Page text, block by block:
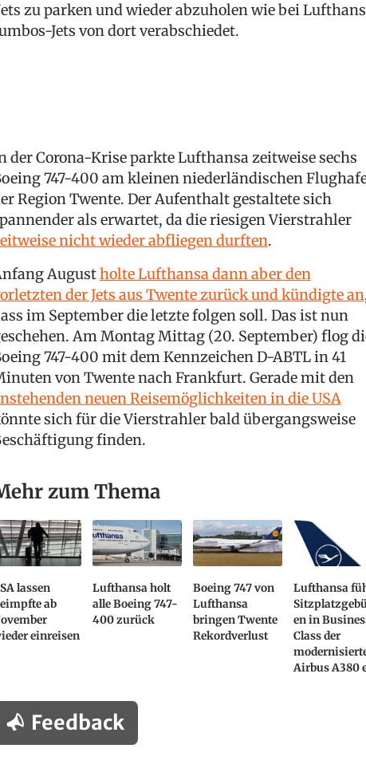
zu parken und wieder abzuholen wie bei
Jets von dort verabschiedet.
der Corona-Krise parkte Lufthansa zeitweise sechs
747-400 am kleinen niederländischen
Region Twente. Der Aufenthalt gestaltete sich
als erwartet, da die riesigen Vierstrahler
nicht wieder abfliegen durften.
Augustholte Lufthansa dann aber den
der Jets aus Twente zurück und kündigte an
im September die letzte folgen soll. Das ist nun
Am Montag Mittag (20. September) flog
747-400 mit dem Kennzeichen D-ABTL in 41
von Twente nach Frankfurt. Gerade mit den
neuen Reisemöglichkeiten in die USA
sich für die Vierstrahler bald übergangsweise
finden.
zum Thema
lassen
ab
einreisen
Lufthansa holt
alle Boeing 747-
400 zurück
Boeing 747 von
Lufthansa
bringen Twente
Rekordverlust
Lufthansa
en in
Class der
Airbus A380
Feedback